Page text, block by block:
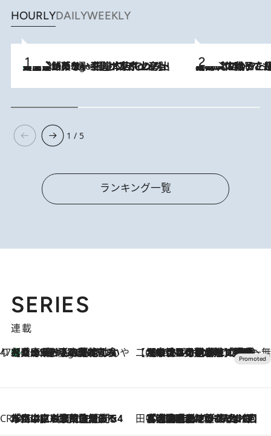
HOURLYDAILYWEEKLY
4 Hours Ago
【間違いのない王道・東京土産】資生堂パーラー 銀座本店でのみ出会える銘菓5選《極上プディング・濃厚チーズケーキ・ボンボンショコラほか》 2026.8.5
【阿川佐和子さんの年とる力】なぜ70代で始めた趣味は“こんなに楽しい”のか？ ピアノ、俳句…スランプに陥っても続けられる“ある秘訣”とは
1 / 5
ランキング一覧
SERIES
連載
47都道府県の手みやげ ひんやりスイーツで夏を満喫
4 Hours Ago
【兵庫県】この夏絶対食べたい 冷やしておいしいおやつ3選 淡路島の恵みをジェラートに集約 【CREA×星野リゾート】唯一無二。癒しと発見が待つ場所へ
2026.8.7
【トンボの足水浴】ヒノキの香りに包まれて涼感マックス！約13℃の湧水かけ流しを避暑地「星野温泉 トンボの湯」で体験
CREA'S CHOICE
2026.8.7
「立川にも歌舞伎があるんだよ」 片岡仁左衛門・市川中車ら豪華座組みで4年目の立川立飛歌舞伎へ 田中稲の勝手に再ブーム
2026.8.7
「湘南乃風に憧れて」観客大盛上がりの“タオル回し”に、ラッパー顔負けの高速歌唱まで…さだまさし（74）のアグレッシブすぎる現在地